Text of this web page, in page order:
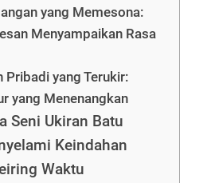
yang Memesona:
Menyampaikan Rasa
Pribadi yang Terukir:
yang Menenangkan
Seni Ukiran Batu
Keindahan
Waktu